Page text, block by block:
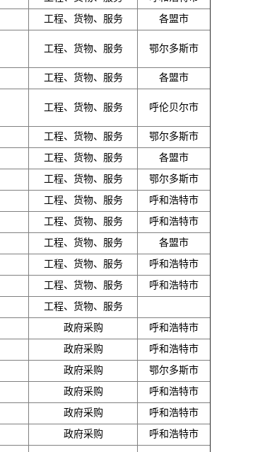
工程、货物、服务 各盟市
工程、货物、服务 鄂尔多斯市
工程、货物、服务 各盟市
工程、货物、服务 呼伦贝尔市
工程、货物、服务
鄂尔多斯市
工程、货物、服务
各盟市
工程、货物、服务
鄂尔多斯市
工程、货物、服务
呼和浩特市
工程、货物、服务
呼和浩特市
工程、货物、服务
各盟市
工程、货物、服务
呼和浩特市
工程、货物、服务
呼和浩特市
工程、货物、服务
政府采购
呼和浩特市
政府采购
呼和浩特市
政府采购
鄂尔多斯市
政府采购
呼和浩特市
政府采购
呼和浩特市
政府采购 呼和浩特市